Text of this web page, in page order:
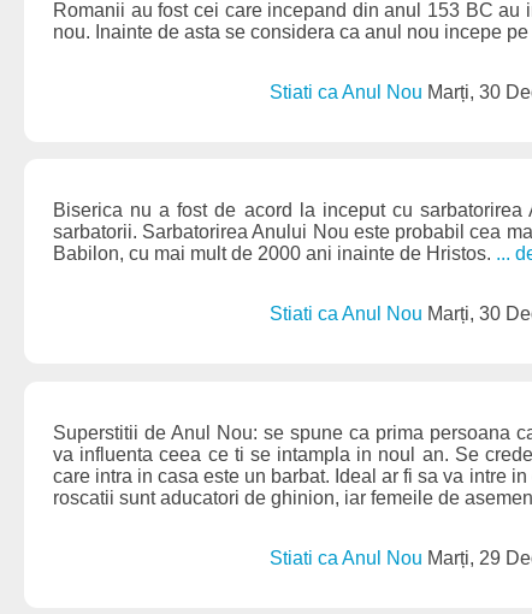
Romanii au fost cei care incepand din anul 153 BC
nou. Inainte de asta se considera ca anul nou incepe
Stiati ca Anul Nou Marți, 30
Biserica nu a fost de acord la inceput cu
sarbatorii. Sarbatorirea Anului Nou este probabil cea
Babilon, cu mai mult de 2000 ani inainte de Hristos. ...
Stiati ca Anul Nou Marți, 30
Superstitii de Anul Nou: se spune ca prima persoana
va influenta ceea ce ti se intampla in noul an. Se
care intra in casa este un barbat. Ideal ar fi sa va intre
roscatii sunt aducatori de ghinion, iar femeile de
Stiati ca Anul Nou Marți, 29